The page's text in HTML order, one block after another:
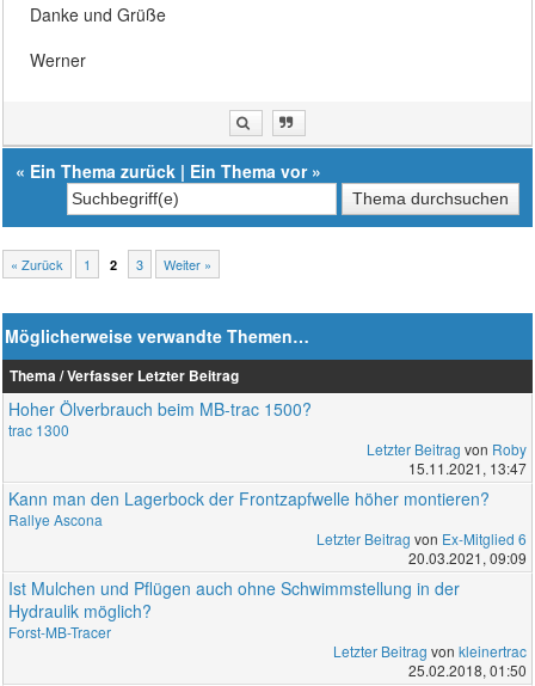
Danke und Grüße
Werner
« Ein Thema zurück | Ein Thema vor»
« Zurück 1 2 3 Weiter »
Möglicherweise verwandte Themen…
Thema / Verfasser Letzter Beitrag
Hoher Ölverbrauch beim MB-trac 1500?
trac 1300
Letzter Beitrag von Roby
15.11.2021, 13:47
Kann man den Lagerbock der Frontzapfwelle höher montieren?
Rallye Ascona
Letzter Beitrag von Ex-Mitglied 6
20.03.2021, 09:09
Ist Mulchen und Pflügen auch ohne Schwimmstellung in der
Hydraulik möglich?
Forst-MB-Tracer
Letzter Beitrag von kleinertrac
25.02.2018, 01:50